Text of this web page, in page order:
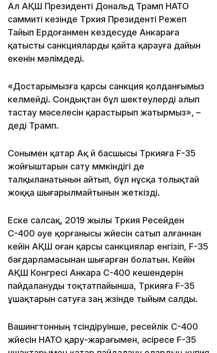
Ал АҚШ Президенті Дональд Трамп НАТО
саммиті кезінде Түркия Президенті Режеп
Тайып Ердоғанмен кездесуде Анкараға
қатысты санкцияларды қайта қарауға дайын
екенін мәлімдеді.
«Достарымызға қарсы санкция қолданғымыз
келмейді. Сондықтан бұл шектеулерді алып
тастау мәселесін қарастырып жатырмыз», –
деді Трамп.
Сонымен қатар Ақ үй басшысы Түркияға F-35
жойғыштарын сату мүмкіндігі де
талқыланатынын айтып, бұл нұсқа толықтай
жоққа шығарылмайтынын жеткізді.
Еске салсақ, 2019 жылы Түркия Ресейден
С-400 әуе қорғанысы жүйесін сатып алғаннан
кейін АҚШ оған қарсы санкциялар енгізіп, F-35
бағдарламасынан шығарған болатын. Кейін
АҚШ Конгресі Анкара С-400 кешендерін
пайдалануды тоқтатпайынша, Түркияға F-35
ұшақтарын сатуға заң жүзінде тыйым салды.
Вашингтонның түсіндіруінше, ресейлік С-400
жүйесін НАТО қару-жарағымен, әсіресе F-35